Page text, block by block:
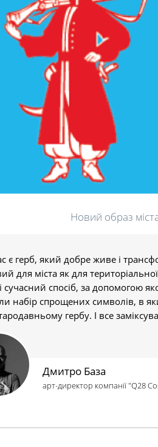
Новий образ
є герб, який добре живе і
для міста як для
сучасний спосіб, за допомогою
набір спрощених символів, в
гербу. І все
Дмитро База
арт-директор компанії "Q28